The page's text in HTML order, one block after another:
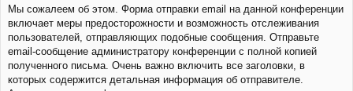
Мы сожалеем об этом. Форма отправки email на данной конференции
включает меры предосторожности и возможность отслеживания
пользователей, отправляющих подобные сообщения. Отправьте
email-сообщение администратору конференции с полной копией
полученного письма. Очень важно включить все заголовки, в
которых содержится детальная информация об отправителе.